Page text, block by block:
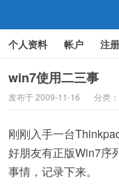
个人资料 帐户 注册
win7使用二三事
发布于 2009-11-16 分类：
刚刚入手一台
好朋友有正版Win7序
事情，记录下来。